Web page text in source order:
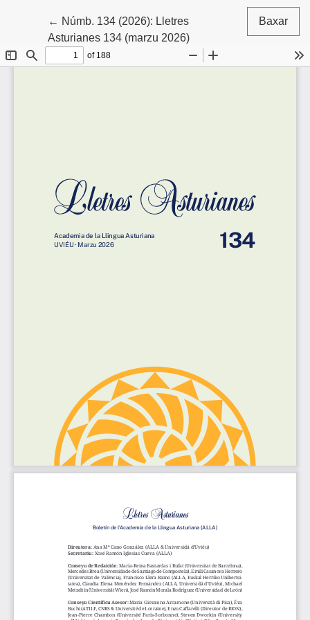
← Volver a los detalles del artículu
Númb. 134 (2026): Lletres
Asturianes 134 (marzu 2026)
Baxar